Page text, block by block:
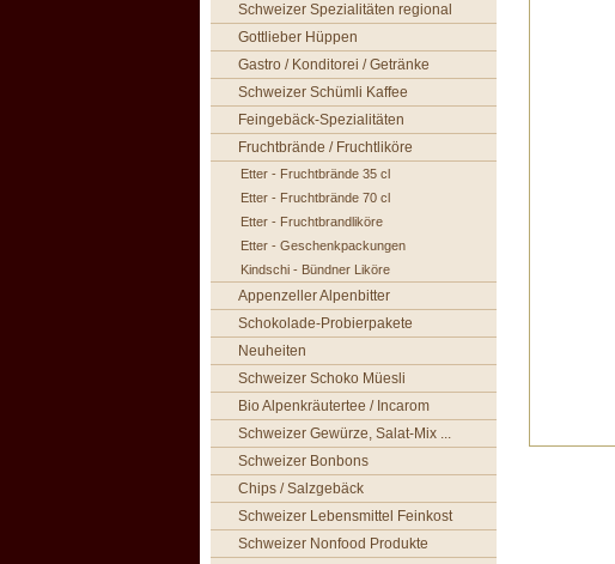
Schweizer Spezialitäten regional
Gottlieber Hüppen
Gastro / Konditorei / Getränke
Schweizer Schümli Kaffee
Feingebäck-Spezialitäten
Fruchtbrände / Fruchtliköre
Etter - Fruchtbrände 35 cl
Etter - Fruchtbrände 70 cl
Etter - Fruchtbrandliköre
Etter - Geschenkpackungen
Kindschi - Bündner Liköre
Appenzeller Alpenbitter
Schokolade-Probierpakete
Neuheiten
Schweizer Schoko Müesli
Bio Alpenkräutertee / Incarom
Schweizer Gewürze, Salat-Mix ...
Schweizer Bonbons
Chips / Salzgebäck
Schweizer Lebensmittel Feinkost
Schweizer Nonfood Produkte